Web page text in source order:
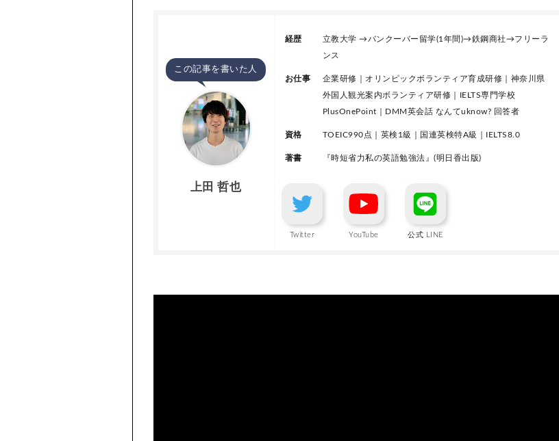
この記事を書いた人
上田 哲也
経歴
立教大学 →バンクーバー留学(1年間)→鉄鋼商社→フリーラ
ンス
お仕事
企業研修｜オリンピックボランティア育成研修｜神奈川県
外国人観光案内ボランティア研修｜IELTS専門学校
PlusOnePoint｜DMM英会話 なんてuknow? 回答者
資格 TOEIC990点｜英検1級｜国連英検特A級｜IELTS8.0
著書 『時短省力私の英語勉強法』(明日香出版)
Twitter YouTube 公式 LINE